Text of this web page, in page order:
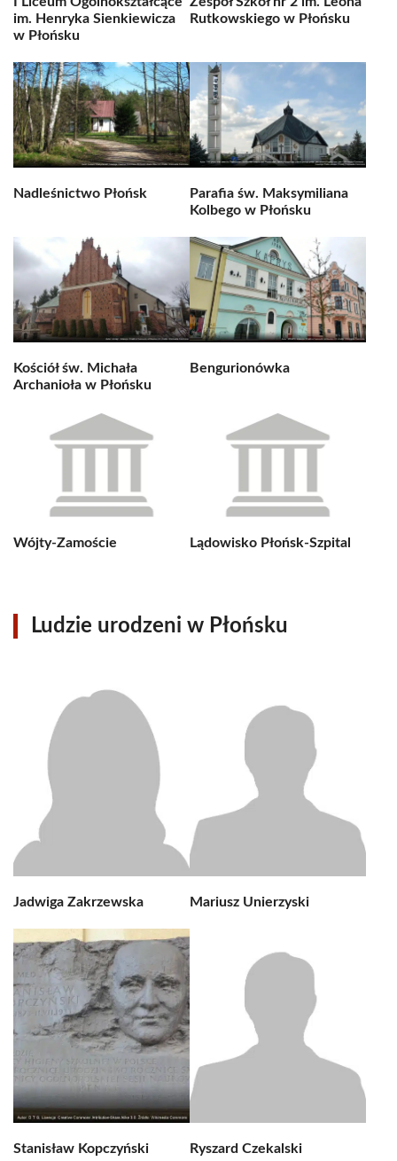
im. Henryka Sienkiewicza
w Płońsku
Rutkowskiego w Płońsku
Nadleśnictwo Płońsk
Parafia św. Maksymiliana
Kolbego w Płońsku
Kościół św. Michała
Archanioła w Płońsku
Bengurionówka
Wójty-Zamoście Lądowisko Płońsk-Szpital
Ludzie urodzeni w Płońsku
Jadwiga Zakrzewska Mariusz Unierzyski
Stanisław Kopczyński Ryszard Czekalski